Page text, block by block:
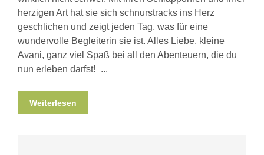
herzigen Art hat sie sich schnurstracks ins Herz
geschlichen und zeigt jeden Tag, was für eine
wundervolle Begleiterin sie ist. Alles Liebe, kleine
Avani, ganz viel Spaß bei all den Abenteuern, die du
nun erleben darfst!
Weiterlesen